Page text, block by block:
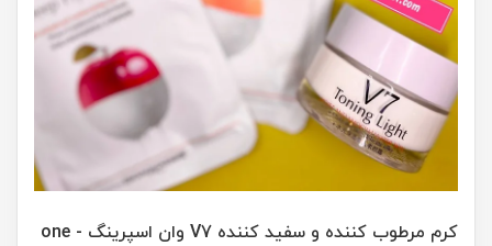
کرم مرطوب کننده و سفید کننده V7 وان اسپرینگ - one